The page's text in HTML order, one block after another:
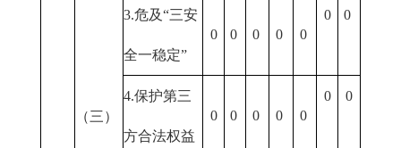
（三）
3.危及“三安
全一稳定”
0 0 0 0 0
0 0
4.保护第三
方合法权益
0 0 0 0 0
0 0